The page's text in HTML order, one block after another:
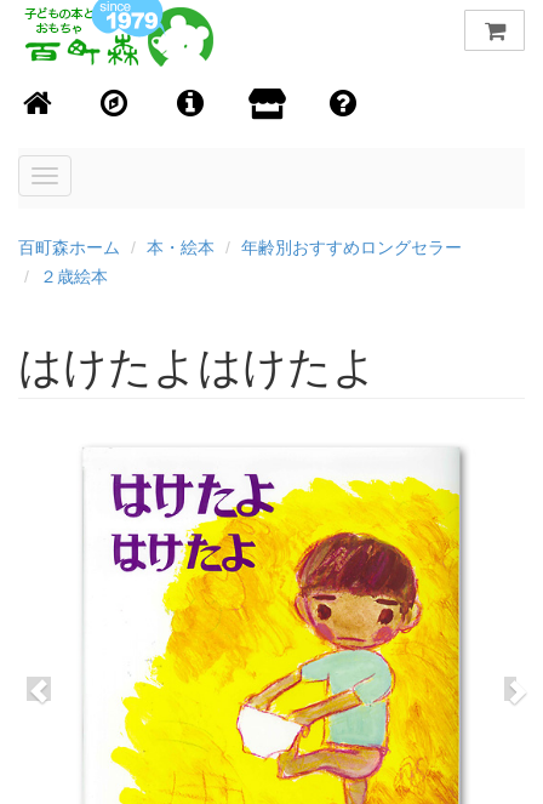
Toggle
百町森ホーム 本・絵本
年齢別おすすめロングセラー
２歳絵本
はけたよはけたよ